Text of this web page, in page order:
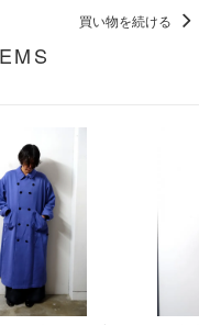
買い物を続ける